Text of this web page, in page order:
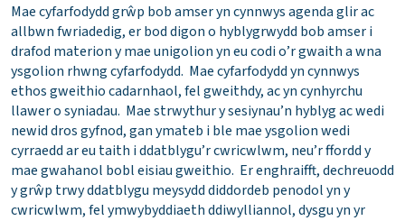
Mae cyfarfodydd grŵp bob amser yn cynnwys agenda glir ac
allbwn fwriadedig, er bod digon o hyblygrwydd bob amser i
drafod materion y mae unigolion yn eu codi o’r gwaith a wna
ysgolion rhwng cyfarfodydd. Mae cyfarfodydd yn cynnwys
ethos gweithio cadarnhaol, fel gweithdy, ac yn cynhyrchu
llawer o syniadau. Mae strwythur y sesiynau’n hyblyg ac wedi
newid dros gyfnod, gan ymateb i ble mae ysgolion wedi
cyrraedd ar eu taith i ddatblygu’r cwricwlwm, neu’r ffordd y
mae gwahanol bobl eisiau gweithio. Er enghraifft, dechreuodd
y grŵp trwy ddatblygu meysydd diddordeb penodol yn y
cwricwlwm, fel ymwybyddiaeth ddiwylliannol, dysgu yn yr